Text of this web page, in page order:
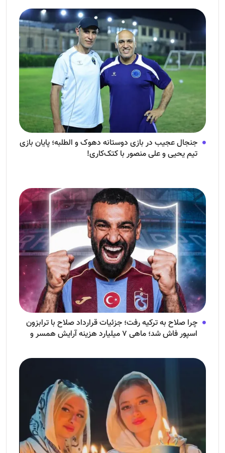
جنجال عجیب در بازی دوستانه دهوک و الطلبه؛ پایان بازی
تیم یحیی و علی منصور با کتک‌کاری!
چرا صلاح به ترکیه رفت؛ جزئیات قرارداد صلاح با ترابزون
اسپور فاش شد؛ ماهی ۷ میلیارد هزینه آرایش همسر و